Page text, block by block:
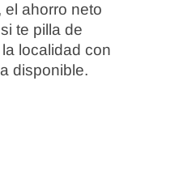
el ahorro neto
te pilla de
localidad con
disponible.